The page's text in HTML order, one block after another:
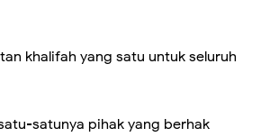
khalifah yang satu untuk seluruh
satunya pihak yang berhak